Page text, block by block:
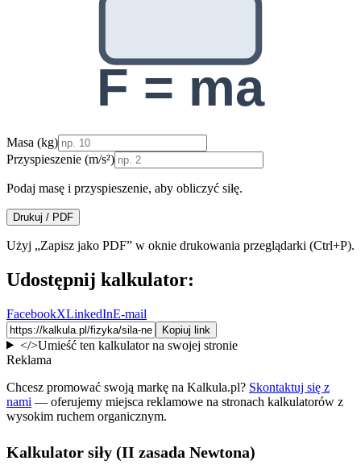
F = ma
Masa (kg)
Przyspieszenie (m/s²)
Podaj masę i przyspieszenie, aby obliczyć siłę.
Drukuj / PDF
Użyj „Zapisz jako PDF” w oknie drukowania przeglądarki (Ctrl+P).
Udostępnij kalkulator:
FacebookXLinkedInE-mail
Kopiuj link
</>Umieść ten kalkulator na swojej stronie
Reklama
Chcesz promować swoją markę na Kalkula.pl? Skontaktuj się z
nami — oferujemy miejsca reklamowe na stronach kalkulatorów z
wysokim ruchem organicznym.
Kalkulator siły (II zasada Newtona)